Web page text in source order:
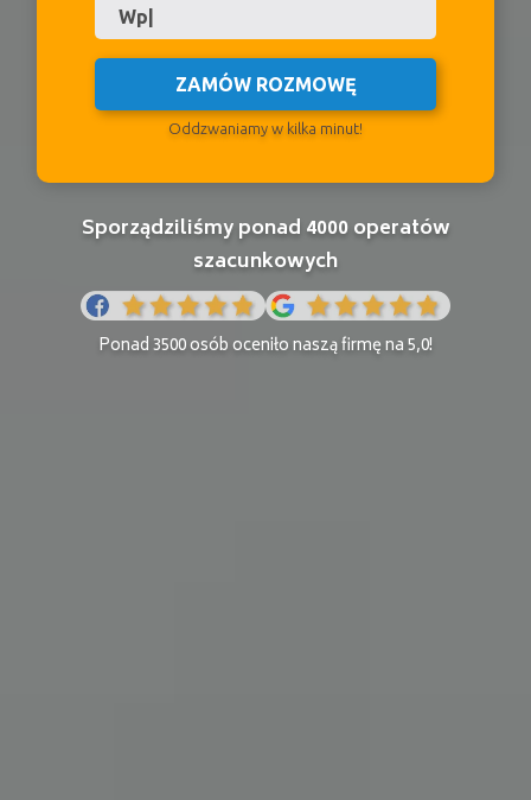
ZAMÓW ROZMOWĘ
Oddzwaniamy w kilka minut!
Sporządziliśmy ponad 4000 operatów
szacunkowych
Ponad 3500 osób oceniło naszą firmę na 5,0!